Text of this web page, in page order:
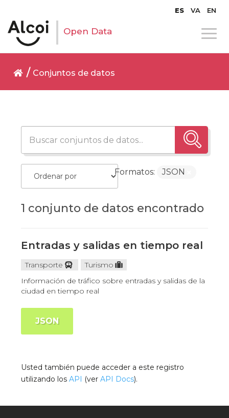
ES VA EN
Open Data
Conjuntos de datos
1 conjunto de datos encontrado
Formatos: JSON
Entradas y salidas en tiempo real
Transporte
Turismo
Información de tráfico sobre entradas y salidas de la
ciudad en tiempo real
JSON
Usted también puede acceder a este registro
utilizando losAPI (verAPI Docs).